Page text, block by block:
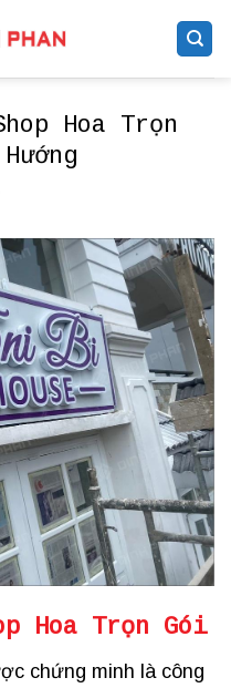
Hoa Trọn
Hoa Trọn Gói
chứng minh là công